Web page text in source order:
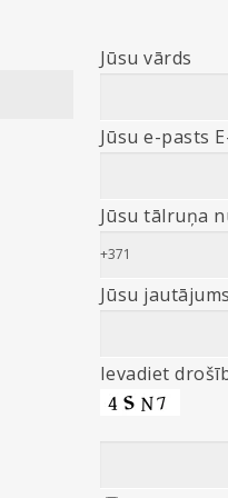
Jūsu vārds
Jūsu e-pasts
Jūsu tālruņa
Jūsu
Ievadiet